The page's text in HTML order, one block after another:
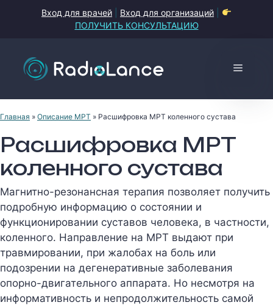
Вход для врачей Вход для организаций
ПОЛУЧИТЬ КОНСУЛЬТАЦИЮ
Меню
Главная » Описание МРТ » Расшифровка МРТ коленного сустава
Расшифровка МРТ
коленного сустава
Магнитно-резонансная терапия позволяет получить
подробную информацию о состоянии и
функционировании суставов человека, в частности,
коленного. Направление на МРТ выдают при
травмировании, при жалобах на боль или
подозрении на дегенеративные заболевания
опорно-двигательного аппарата. Но несмотря на
информативность и непродолжительность самой